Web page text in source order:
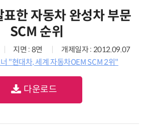
한 자동차 완성차 부문
SCM 순위
지면 : 8면
개제일자 : 2012.09.07
"현대차, 세계 자동차OEM SCM 2위"
다운로드